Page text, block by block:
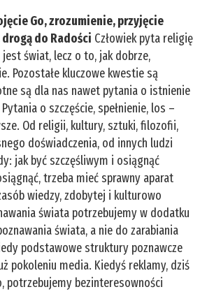
Go, zrozumienie, przyjęcie
do Radości Człowiek pyta religię
świat, lecz o to, jak dobrze,
Pozostałe kluczowe kwestie są
są dla nas nawet pytania o istnienie
o szczęście, spełnienie, los –
Od religii, kultury, sztuki, filozofii,
doświadczenia, od innych ludzi
jak być szczęśliwym i osiągnąć
trzeba mieć sprawny aparat
wiedzy, zdobytej i kulturowo
świata potrzebujemy w dodatku
świata, a nie do zarabiania
podstawowe struktury poznawcze
pokoleniu media. Kiedyś reklamy, dziś
potrzebujemy bezinteresowności